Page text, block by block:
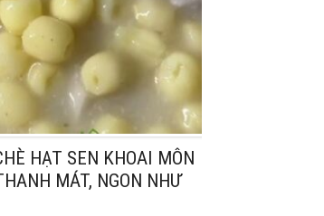
HẠT SEN KHOAI MÔN
MÁT, NGON NHƯ